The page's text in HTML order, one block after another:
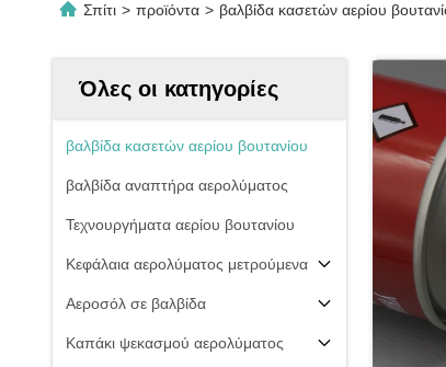
Σπίτι > προϊόντα > βαλβίδα κασετών αερίου
Όλες οι κατηγορίες
βαλβίδα κασετών αερίου βουτανίου
βαλβίδα αναπτήρα αερολύματος
Τεχνουργήματα αερίου βουτανίου
Κεφάλαια αερολύματος μετρούμενα
Αεροσόλ σε βαλβίδα
Καπάκι ψεκασμού αερολύματος